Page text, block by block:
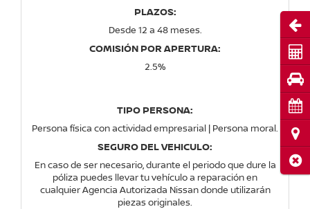
PLAZOS:
Desde 12 a 48 meses.
COMISIÓN POR APERTURA:
2.5%
TIPO PERSONA:
Persona física con actividad empresarial | Persona moral.
SEGURO DEL VEHICULO:
En caso de ser necesario, durante el periodo que dure la
póliza puedes llevar tu vehículo a reparación en
cualquier Agencia Autorizada Nissan donde utilizarán
piezas originales.